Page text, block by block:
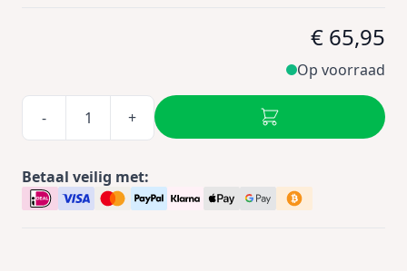
€ 65,95
Op voorraad
- +
Betaal veilig met: